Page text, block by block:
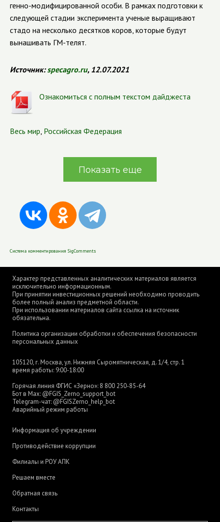
генно-модифицированной особи. В рамках подготовки к
следующей стадии эксперимента ученые выращивают
стадо на несколько десятков коров, которые будут
вынашивать ГМ-телят.
Источник:specagro.ru, 12.07.2021
Ознакомиться с полным текстом дайджеста
Весь мир, Российская Федерация
Показать еще
Система комментирования SigComments
Характер представленных аналитических материалов является
исключительно информационным.
При принятии инвестиционных решений необходимо проводить
более полный анализ предметной области.
При использовании материалов сайта ссылка на источник
обязательна.
Политика организации обработки и обеспечения безопасности
персональных данных
105120, г. Москва, ул. Нижняя Сыромятническая, д. 1/4, стр. 1
время работы: 9:00-18:00
Горячая линия ФГИС «Зерно»: 8 800 250-85-64
Бот в Max: @FGIS_Zerno_support_bot
Telegram-чат: @FGISZerno_help_bot
Аварийный режим работы
Информация об учреждении
Противодействие коррупции
Филиалы и РОУ АПК
Решаем вместе
Обратная связь
Контакты